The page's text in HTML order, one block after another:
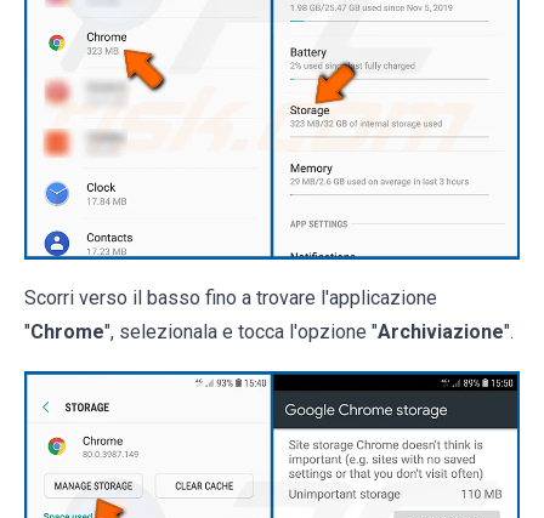
Scorri verso il basso fino a trovare l'applicazione
"Chrome", selezionala e tocca l'opzione "Archiviazione".